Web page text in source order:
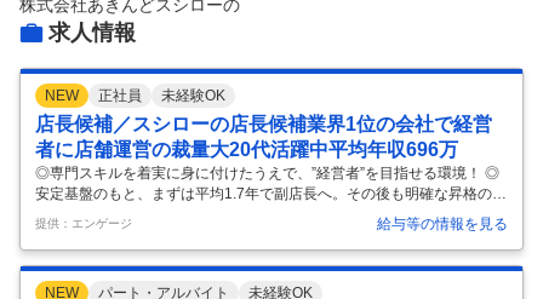
株式会社あきんどスシローの
求人情報
NEW 正社員 未経験OK
店長候補／スシローの店長候補業界1位の会社で経営
者に店舗運営の裁量大20代活躍中平均年収696万
◎専門スキルを着実に身に付けたうえで、”経営者”を目指せる環境！ ◎
安定基盤のもと、まずは平均1.7年で副店長へ。その後も明確な昇格の道
筋アリ！ ＜キャリアアップのルートが明確！＞ ▼まずは店舗業務の基礎
からスタート▼ 入社後は接客や調理、ホール業務など、店舗運営の基礎
を学ぶところからスタ ートします。 ポジションごとに段階的に学べる研
修スタイルを採用。接客の基本や調理の手順を一つひとつ丁寧に習得し
提供：エンゲージ 給与等の情報を見る
NEW パート・アルバイト 未経験OK